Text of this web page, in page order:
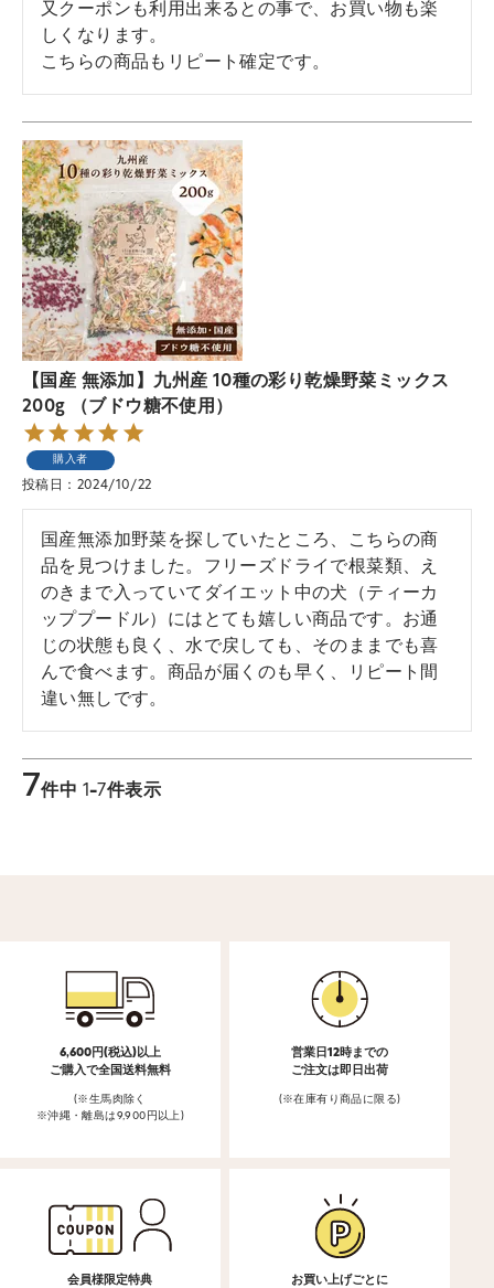
又クーポンも利用出来るとの事で、お買い物も楽
しくなります。
こちらの商品もリピート確定です。
【国産 無添加】九州産 10種の彩り乾燥野菜ミックス
200g （ブドウ糖不使用）
購入者
投稿日 2024/10/22
国産無添加野菜を探していたところ、こちらの商
品を見つけました。フリーズドライで根菜類、え
のきまで入っていてダイエット中の犬（ティーカ
ッププードル）にはとても嬉しい商品です。お通
じの状態も良く、水で戻しても、そのままでも喜
んで食べます。商品が届くのも早く、リピート間
違い無しです。
7件中 1-7件表示
6,600円(税込)以上
ご購入で全国送料無料
(※生馬肉除く
※沖縄・離島は9,900円以上)
営業日12時までの
ご注文は即日出荷
(※在庫有り商品に限る)
会員様限定特典
お買い上げごとに